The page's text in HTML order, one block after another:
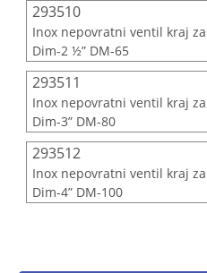
293510
Inox nepovratni ventil kraj
Dim-2 ½” DM-65
293511
Inox nepovratni ventil kraj
Dim-3” DM-80
293512
Inox nepovratni ventil kraj
Dim-4” DM-100